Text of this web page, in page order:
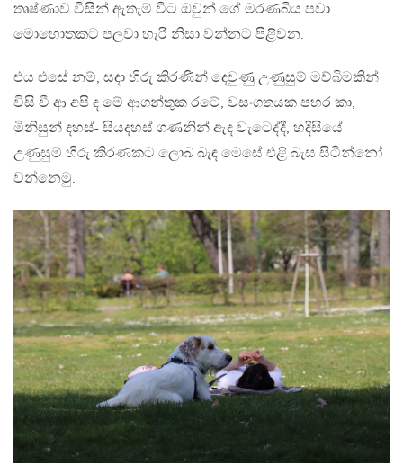
තෘෂ්ණාව විසින් ඇතැම් විට ඔවුන් ගේ මරණබිය පවා
මොහොතකට පලවා හැරි නිසා වන්නට පිළිවන.
එය එසේ නම්, සදා හිරු කිරණින් දෙවුණු උණුසුම් මව්බිමකින්
විසි වී ආ අපි ද මේ ආගන්තුක රටේ, වසංගතයක පහර කා,
මිනිසුන් දහස්- සියදහස් ගණනින් ඇද වැටෙද්දී, හදිසියේ
උණුසුම් හිරු කිරණකට ලොබ බැඳ මෙසේ එළි බැස සිටින්නෝ
වන්නෙමු.